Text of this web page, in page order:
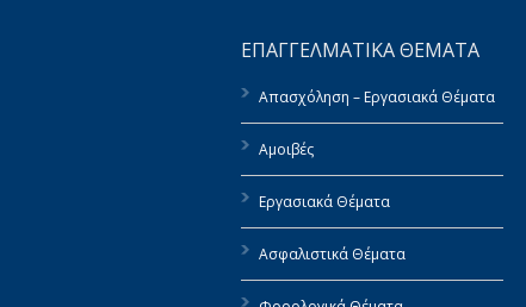
ΕΠΑΓΓΕΛΜΑΤΙΚΑ ΘΕΜΑΤΑ
Απασχόληση – Εργασιακά Θέματα
Αμοιβές
Εργασιακά Θέματα
Ασφαλιστικά Θέματα